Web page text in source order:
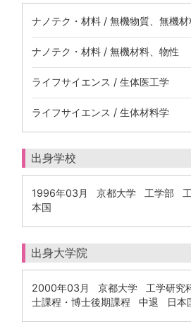
ナノテク・材料 / 無機物質、無機
ナノテク・材料 / 無機材料、物性
ライフサイエンス / 生体医工学
ライフサイエンス / 生体材料学
出身学校
1996年03月 京都大学 工学部
本国
出身大学院
2000年03月 京都大学 工学研究
士課程・博士後期課程 中退 日本